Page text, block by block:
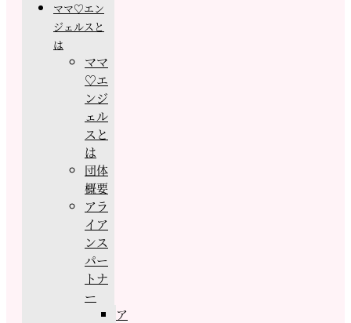
ママ♡エン
ジェルスと
は
ママ
♡エ
ンジ
ェル
スと
は
団体
概要
アラ
イア
ンス
パー
トナ
ー
ア